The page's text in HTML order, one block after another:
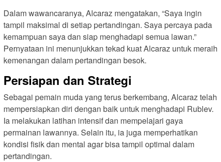
Dalam wawancaranya, Alcaraz mengatakan, “Saya ingin
tampil maksimal di setiap pertandingan. Saya percaya pada
kemampuan saya dan siap menghadapi semua lawan.”
Pernyataan ini menunjukkan tekad kuat Alcaraz untuk meraih
kemenangan dalam pertandingan besok.
Persiapan dan Strategi
Sebagai pemain muda yang terus berkembang, Alcaraz telah
mempersiapkan diri dengan baik untuk menghadapi Rublev.
Ia melakukan latihan intensif dan mempelajari gaya
permainan lawannya. Selain itu, ia juga memperhatikan
kondisi fisik dan mental agar bisa tampil optimal dalam
pertandingan.